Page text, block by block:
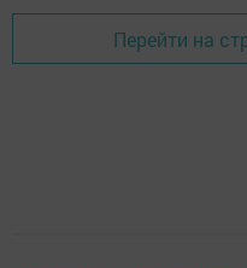
Перейти на